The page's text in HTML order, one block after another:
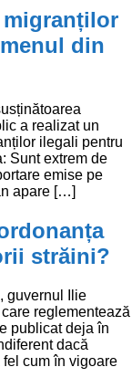
migranților
din
a realizat un
ilegali pentru
Sunt extrem de
emise pe
apare […]
străini?
guvernul Ilie
reglementează
publicat deja în
dacă
cum în vigoare